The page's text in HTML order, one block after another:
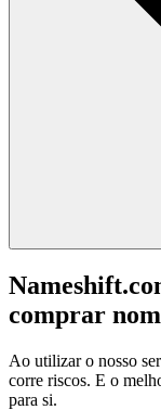
comprar
Ao utilizar o nosso
corre riscos. E o
para si.